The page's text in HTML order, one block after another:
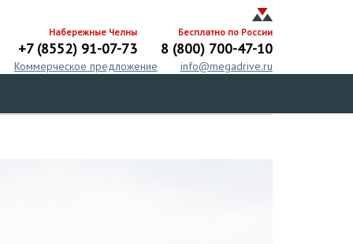
Бесплатно по России
8 (800) 700-47-10
Набережные Челны
+7 (8552) 91-07-73
Коммерческое предложение info@megadrive.ru